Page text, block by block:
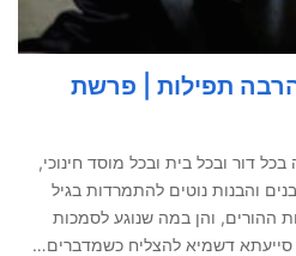
תפילות | פרשת
דור ובכל בית ובכל מוסד חינוכי,
והבנות נוטים להתמרדות בגיל
ההורים, והן במה שנוגע לסמכות
סייעתא דשמיא להצליח כשמדברים…